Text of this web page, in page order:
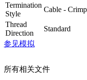
Termination
Style
Cable - Crimp
Thread
Direction
Standard
参见模拟
所有相关文件